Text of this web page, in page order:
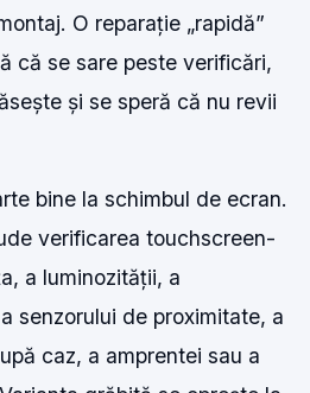
O reparație „rapidă”
că se sare peste verificări,
și se speră că nu revii
bine la schimbul de ecran.
verificarea touchscreen-
a luminozității, a
senzorului de proximitate, a
caz, a amprentei sau a